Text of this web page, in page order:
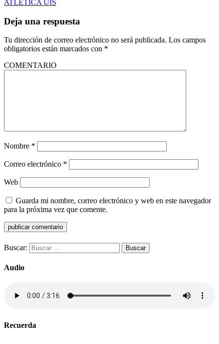
ATLÉTICA UIS
Deja una respuesta
Tu dirección de correo electrónico no será publicada. Los campos
obligatorios están marcados con *
COMENTARIO
Nombre *
Correo electrónico *
Web
Guarda mi nombre, correo electrónico y web en este navegador
para la próxima vez que comente.
Buscar:
Audio
Recuerda